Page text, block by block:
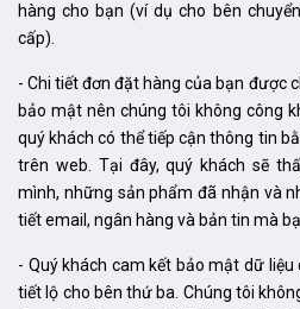
hàng cho bạn (ví dụ cho bên
cấp).
- Chi tiết đơn đặt hàng của bạn được
bảo mật nên chúng tôi không công
quý khách có thể tiếp cận thông tin
trên web. Tại đây, quý khách sẽ
mình, những sản phẩm đã nhận và
tiết email, ngân hàng và bản tin mà
- Quý khách cam kết bảo mật dữ
tiết lộ cho bên thứ ba. Chúng tôi